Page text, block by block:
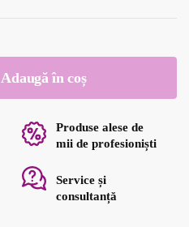
Adaugă în coș
Produse alese de
mii de profesioniști
Service și
consultanță